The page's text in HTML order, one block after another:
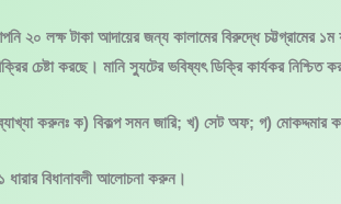
২০ লক্ষ টাকা আদায়ের জন্য কালামের বিরুদ্ধে চট্টগ্রামের
চেষ্টা করছে। মানি স্যুটের ভবিষ্যৎ ডিক্রি কার্যকর
করুনঃ ক) বিকল্প সমন জারি; খ) সেট অফ; গ) মোকদ্দমার
ধারার বিধানাবলী আলোচনা করুন।